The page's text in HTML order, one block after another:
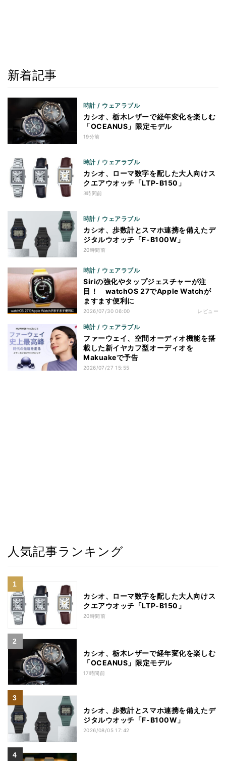
新着記事
時計 / ウェアラブル
カシオ、栃木レザーで経年変化を楽しむ
「OCEANUS」限定モデル
19分前
時計 / ウェアラブル
カシオ、ローマ数字を配した大人向けス
クエアウオッチ「LTP-B150」
3時間前
時計 / ウェアラブル
カシオ、歩数計とスマホ連携を備えたデ
ジタルウオッチ「F-B100W」
20時間前
時計 / ウェアラブル
Siriの強化やタップジェスチャーが注
目！ watchOS 27でApple Watchが
ますます便利に
2026/07/30 06:00 レビュー
時計 / ウェアラブル
ファーウェイ、空間オーディオ機能を搭
載した新イヤカフ型オーディオを
Makuakeで予告
2026/07/27 15:55
人気記事ランキング
カシオ、ローマ数字を配した大人向けス
クエアウオッチ「LTP-B150」
20時間前
カシオ、栃木レザーで経年変化を楽しむ
「OCEANUS」限定モデル
17時間前
カシオ、歩数計とスマホ連携を備えたデ
ジタルウオッチ「F-B100W」
2026/08/05 17:42